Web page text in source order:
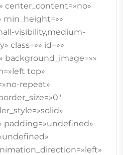
center_content=»no»
min_height=»»
visibility,medium-
class=»» id=»»
background_image=»»
top»
repeat»
padding=»undefined»